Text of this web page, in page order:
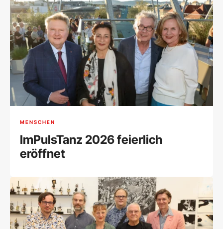
MENSCHEN
ImPulsTanz 2026 feierlich
eröffnet